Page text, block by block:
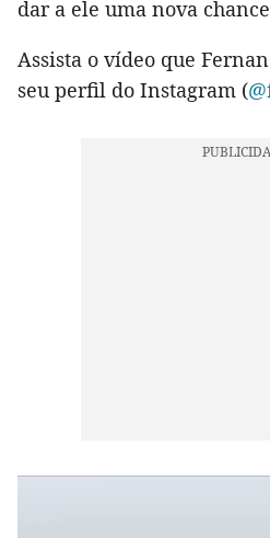
dar a ele uma nova
Assista o vídeo que
seu perfil do Instagram (